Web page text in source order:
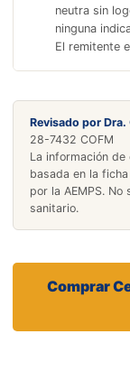
neutra sin
ninguna
El remitente
Revisado por Dra.
28-7432 COFM
La información
basada en la
por la AEMPS.
sanitario.
Comprar